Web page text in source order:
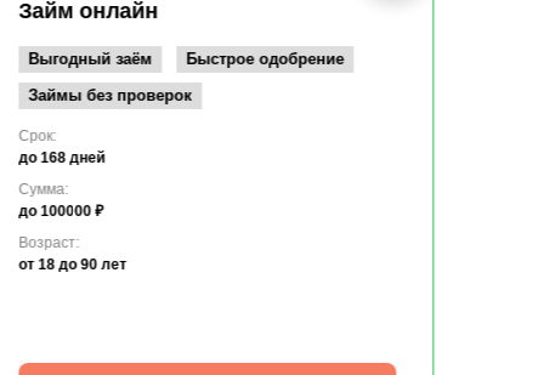
Займ онлайн
Выгодный заём
Быстрое одобрение
Займы без проверок
Срок:
до 168 дней
Сумма:
до 100000 ₽
Возраст:
от 18 до 90 лет